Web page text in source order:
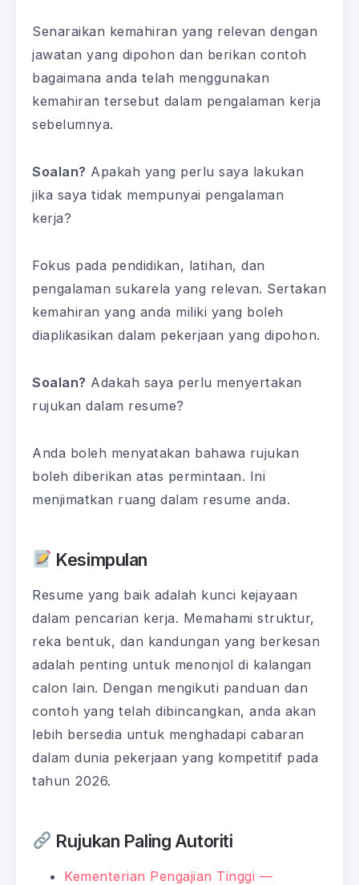
Senaraikan kemahiran yang relevan dengan
jawatan yang dipohon dan berikan contoh
bagaimana anda telah menggunakan
kemahiran tersebut dalam pengalaman kerja
sebelumnya.
Soalan? Apakah yang perlu saya lakukan
jika saya tidak mempunyai pengalaman
kerja?
Fokus pada pendidikan, latihan, dan
pengalaman sukarela yang relevan. Sertakan
kemahiran yang anda miliki yang boleh
diaplikasikan dalam pekerjaan yang dipohon.
Soalan? Adakah saya perlu menyertakan
rujukan dalam resume?
Anda boleh menyatakan bahawa rujukan
boleh diberikan atas permintaan. Ini
menjimatkan ruang dalam resume anda.
Kesimpulan
Resume yang baik adalah kunci kejayaan
dalam pencarian kerja. Memahami struktur,
reka bentuk, dan kandungan yang berkesan
adalah penting untuk menonjol di kalangan
calon lain. Dengan mengikuti panduan dan
contoh yang telah dibincangkan, anda akan
lebih bersedia untuk menghadapi cabaran
dalam dunia pekerjaan yang kompetitif pada
tahun 2026.
Rujukan Paling Autoriti
Kementerian Pengajian Tinggi —